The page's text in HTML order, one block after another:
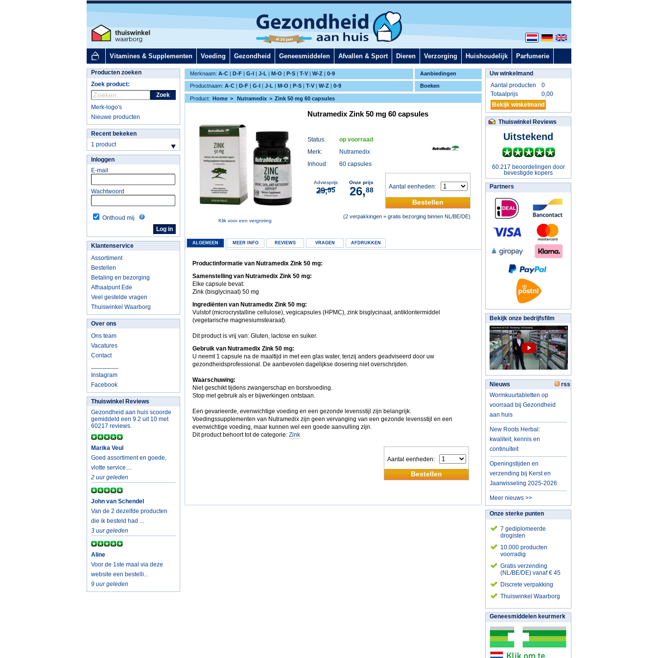
Vitamines & Supplementen Voeding Gezondheid Geneesmiddelen Afvallen & Sport Dieren Verzorging Huishoudelijk Parfumerie
Aanbiedingen
Merknaam: A-C | D-F | G-I | J-L | M-O | P-S | T-V | W-Z | 0-9
Boeken
Productnaam: A-C | D-F | G-I | J-L | M-O | P-S | T-V | W-Z | 0-9
Producten zoeken
Zoek product:
Zoek
Merk-logo's
Nieuwe producten
Recent bekeken
1 product
Inloggen
E-mail
Wachtwoord
Onthoud mij
Klantenservice
Assortiment
Bestellen
Betaling en bezorging
Afhaalpunt Ede
Veel gestelde vragen
Thuiswinkel Waarborg
Over ons
Ons team
Vacatures
Contact
Instagram
Facebook
Thuiswinkel Reviews
Gezondheid aan huis scoorde
gemiddeld een 9.2 uit 10 met
60217 reviews.
Marika Veul
Goed assortiment en goede,
vlotte service....
2 uur geleden
John van Schendel
Van de 2 dezelfde producten
die ik besteld had ...
3 uur geleden
Aline
Voor de 1ste maal via deze
website een bestelli...
9 uur geleden
Product: Home Nutramedix Zink 50 mg 60 capsules
Klik voor een vergroting
Nutramedix Zink 50 mg 60 capsules
Status:
op voorraad
Merk:
Nutramedix
Inhoud:
60 capsules
Aantal eenheden:
Bestellen
Adviesprijs
29,95
Onze prijs
26,88
(2 verpakkingen = gratis bezorging binnen NL/BE/DE)
ALGEMEEN MEER INFO REVIEWS VRAGEN AFDRUKKEN
Productinformatie van Nutramedix Zink 50 mg:
Samenstelling van Nutramedix Zink 50 mg:
Elke capsule bevat:
Zink (bisglycinaat) 50 mg
Ingrediënten van Nutramedix Zink 50 mg:
Vulstof (microcrystalline cellulose), vegicapsules (HPMC), zink bisglycinaat, antiklontermiddel
(vegetarische magnesiumstearaat).
Dit product is vrij van: Gluten, lactose en suiker.
Gebruik van Nutramedix Zink 50 mg:
U neemt 1 capsule na de maaltijd in met een glas water, tenzij anders geadviseerd door uw
gezondheidsprofessional. De aanbevolen dagelijkse dosering niet overschrijden.
Waarschuwing:
Niet geschikt tijdens zwangerschap en borstvoeding.
Stop met gebruik als er bijwerkingen ontstaan.
Een gevarieerde, evenwichtige voeding en een gezonde levensstijl zijn belangrijk.
Voedingssupplementen van Nutramedix zijn geen vervanging van een gezonde levensstijl en een
evenwichtige voeding, maar kunnen wel een goede aanvulling zijn.
Dit product behoort tot de categorie: Zink
Aantal eenheden:
Bestellen
Uw winkelmand
Aantal producten
0
Totaalprijs
0,00
Bekijk winkelmand
Thuiswinkel Reviews
Uitstekend
60.217 beoordelingen door
bevestigde kopers
Partners
Bekijk onze bedrijfsfilm
Nieuws
rss
Wormkuurtabletten op
voorraad bij Gezondheid
aan huis
New Roots Herbal:
kwaliteit, kennis en
continuïteit
Openingstijden en
verzending bij Kerst en
Jaarwisseling 2025-2026
Meer nieuws >>
Onze sterke punten
7 gediplomeerde
drogisten
10.000 producten
voorradig
Gratis verzending
(NL/BE/DE) vanaf € 45
Discrete verpakking
Thuiswinkel Waarborg
Geneesmiddelen keurmerk